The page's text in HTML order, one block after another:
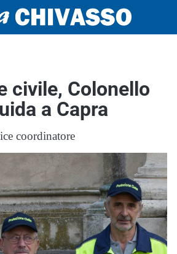
civile, Colonello
a Capra
coordinatore